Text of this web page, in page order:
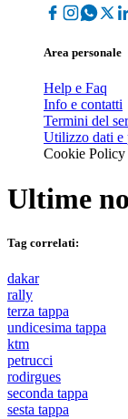
Area personale
Help e Faq
Info e contatti
Termini del
Utilizzo dati e
Cookie Policy
Ultime
Tag correlati:
dakar
rally
terza tappa
undicesima tappa
ktm
petrucci
rodirgues
seconda tappa
sesta tappa